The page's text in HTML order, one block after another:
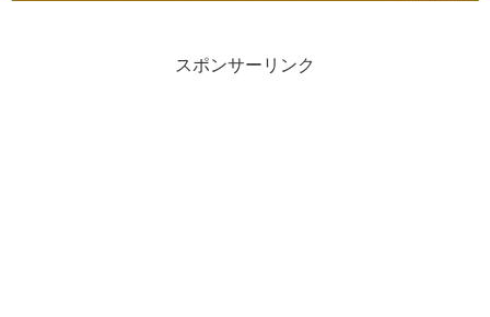
スポンサーリンク